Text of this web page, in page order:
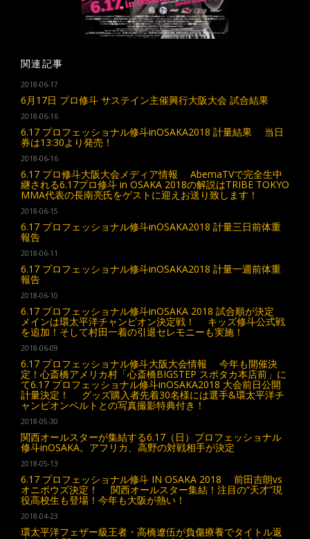
関連記事
2018-06-17
6月17日 プロ修斗 サステイン主催興行大阪大会 試合結果
2018-06-16
6.17 プロフェッショナル修斗inOSAKA2018 計量結果 当日
券は13:30より発売！
2018-06-16
6.17 プロ修斗大阪大会メディア情報 AbemaTVで完全生中
継される6.17プロ修斗 in OSAKA 2018の解説はTRIBE TOKYO
MMA代表の長南亮氏をゲストに迎えお送り致します！
2018-06-15
6.17 プロフェッショナル修斗inOSAKA2018 計量三日前体重
報告
2018-06-11
6.17 プロフェッショナル修斗inOSAKA2018 計量一週前体重
報告
2018-06-10
6.17 プロフェッショナル修斗inOSAKA 2018 試合順が決定
メインは環太平洋チャンピオン決定戦！ キッズ修斗公式戦
を追加！そして村田一着の引退セレモニーも実施！
2018-06-09
6.17 プロフェッショナル修斗大阪大会情報 今年も開催決
定！心斎橋アメリカ村「心斎橋BIGSTEP スポタカ本店前」に
て6.17 プロフェッショナル修斗inOSAKA2018 大会前日公開
計量決定！ グッズ購入者先着30名様には選手&環太平洋チ
ャンピオンベルトとの写真撮影特典付き！
2018-05-30
関西オールスターが集結する6.17（日）プロフェッショナル
修斗inOSAKA。アフリカ、高野の対戦相手が決定
2018-05-13
6.17 プロフェッショナル修斗 IN OSAKA 2018 前田吉朗vs
オニボウズ決定！ 関西オールスター集結！注目の“天才”現
役高校生も登場！今年も大阪が熱い！
2018-04-23
環太平洋フェザー級王者・高橋遼伍が負傷療養でタイトル返